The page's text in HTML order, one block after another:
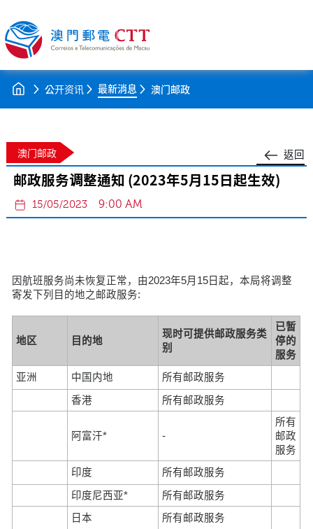
公开资讯 最新消息 澳门邮政
返回
澳门邮政
邮政服务调整通知 (2023年5月15日起生效)
15/05/2023 9:00 AM
因航班服务尚未恢复正常，由2023年5月15日起，本局将调整
寄发下列目的地之邮政服务:
地区 目的地
现时可提供邮政服务类
别
已暂
停的
服务
亚洲
中国内地 所有邮政服务
香港 所有邮政服务
阿富汗* -
所有
邮政
服务
印度
所有邮政服务
印度尼西亚*
所有邮政服务
日本
所有邮政服务